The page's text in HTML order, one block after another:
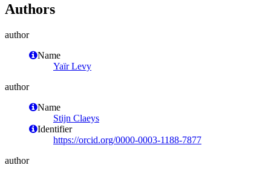
Authors
author
Name
Yaïr Levy
author
Name
Stijn Claeys
Identifier
https://orcid.org/0000-0003-1188-7877
author